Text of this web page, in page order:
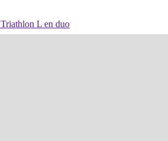
Triathlon L en duo